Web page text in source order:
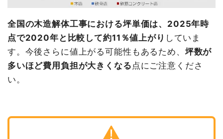
全国の木造解体工事における坪単価は、2025年時
点で2020年と比較して約11％値上がり していま
す。今後さらに値上がる可能性もあるため、 坪数が
多いほど費用負担が大きくなる 点にご注意くださ
い。